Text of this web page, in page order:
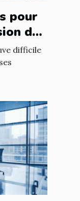
pour
de
difficile